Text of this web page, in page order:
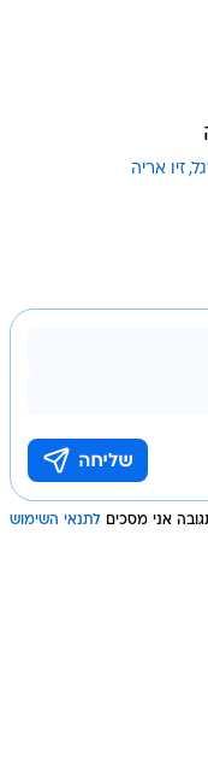
זיו אריה
אני מסכים לתנאי השימוש